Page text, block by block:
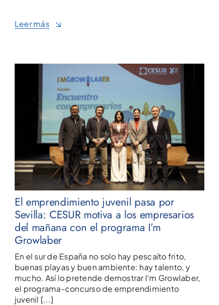
Leer más
El emprendimiento juvenil pasa por
Sevilla: CESUR motiva a los empresarios
del mañana con el programa I’m
Growlaber
En el sur de España no solo hay pescaíto frito,
buenas playas y buen ambiente: hay talento, y
mucho. Así lo pretende demostrar I'm Growlaber,
el programa-concurso de emprendimiento
juvenil [...]